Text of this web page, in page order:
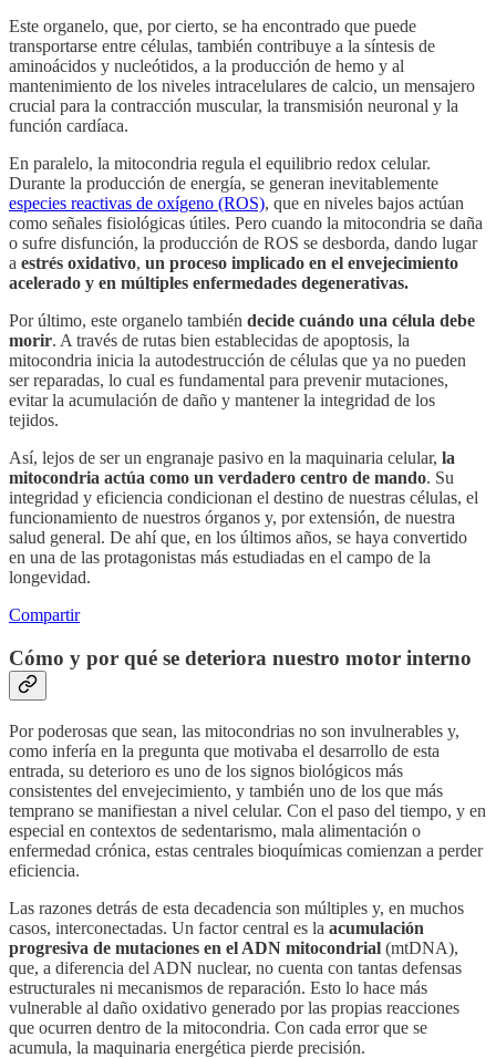
Este organelo, que, por cierto, se ha encontrado que puede
transportarse entre células, también contribuye a la síntesis de
aminoácidos y nucleótidos, a la producción de hemo y al
mantenimiento de los niveles intracelulares de calcio, un mensajero
crucial para la contracción muscular, la transmisión neuronal y la
función cardíaca.
En paralelo, la mitocondria regula el equilibrio redox celular.
Durante la producción de energía, se generan inevitablemente
especies reactivas de oxígeno (ROS), que en niveles bajos actúan
como señales fisiológicas útiles. Pero cuando la mitocondria se daña
o sufre disfunción, la producción de ROS se desborda, dando lugar
a estrés oxidativo, un proceso implicado en el envejecimiento
acelerado y en múltiples enfermedades degenerativas.
Por último, este organelo también decide cuándo una célula debe
morir. A través de rutas bien establecidas de apoptosis, la
mitocondria inicia la autodestrucción de células que ya no pueden
ser reparadas, lo cual es fundamental para prevenir mutaciones,
evitar la acumulación de daño y mantener la integridad de los
tejidos.
Así, lejos de ser un engranaje pasivo en la maquinaria celular, la
mitocondria actúa como un verdadero centro de mando. Su
integridad y eficiencia condicionan el destino de nuestras células, el
funcionamiento de nuestros órganos y, por extensión, de nuestra
salud general. De ahí que, en los últimos años, se haya convertido
en una de las protagonistas más estudiadas en el campo de la
longevidad.
Compartir
Cómo y por qué se deteriora nuestro motor interno
Por poderosas que sean, las mitocondrias no son invulnerables y,
como infería en la pregunta que motivaba el desarrollo de esta
entrada, su deterioro es uno de los signos biológicos más
consistentes del envejecimiento, y también uno de los que más
temprano se manifiestan a nivel celular. Con el paso del tiempo, y en
especial en contextos de sedentarismo, mala alimentación o
enfermedad crónica, estas centrales bioquímicas comienzan a perder
eficiencia.
Las razones detrás de esta decadencia son múltiples y, en muchos
casos, interconectadas. Un factor central es la acumulación
progresiva de mutaciones en el ADN mitocondrial (mtDNA),
que, a diferencia del ADN nuclear, no cuenta con tantas defensas
estructurales ni mecanismos de reparación. Esto lo hace más
vulnerable al daño oxidativo generado por las propias reacciones
que ocurren dentro de la mitocondria. Con cada error que se
acumula, la maquinaria energética pierde precisión.